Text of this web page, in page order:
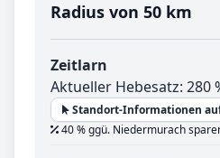
Radius von 50 km
Zeitlarn
Aktueller Hebesatz: 280
Standort-Informationen
40 % ggü. Niedermurach